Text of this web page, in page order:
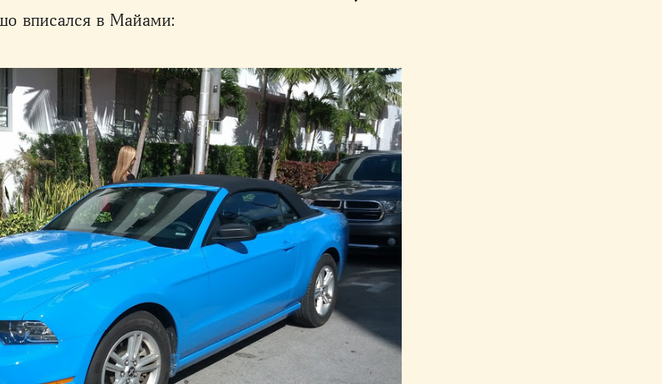
вписался в Майами: